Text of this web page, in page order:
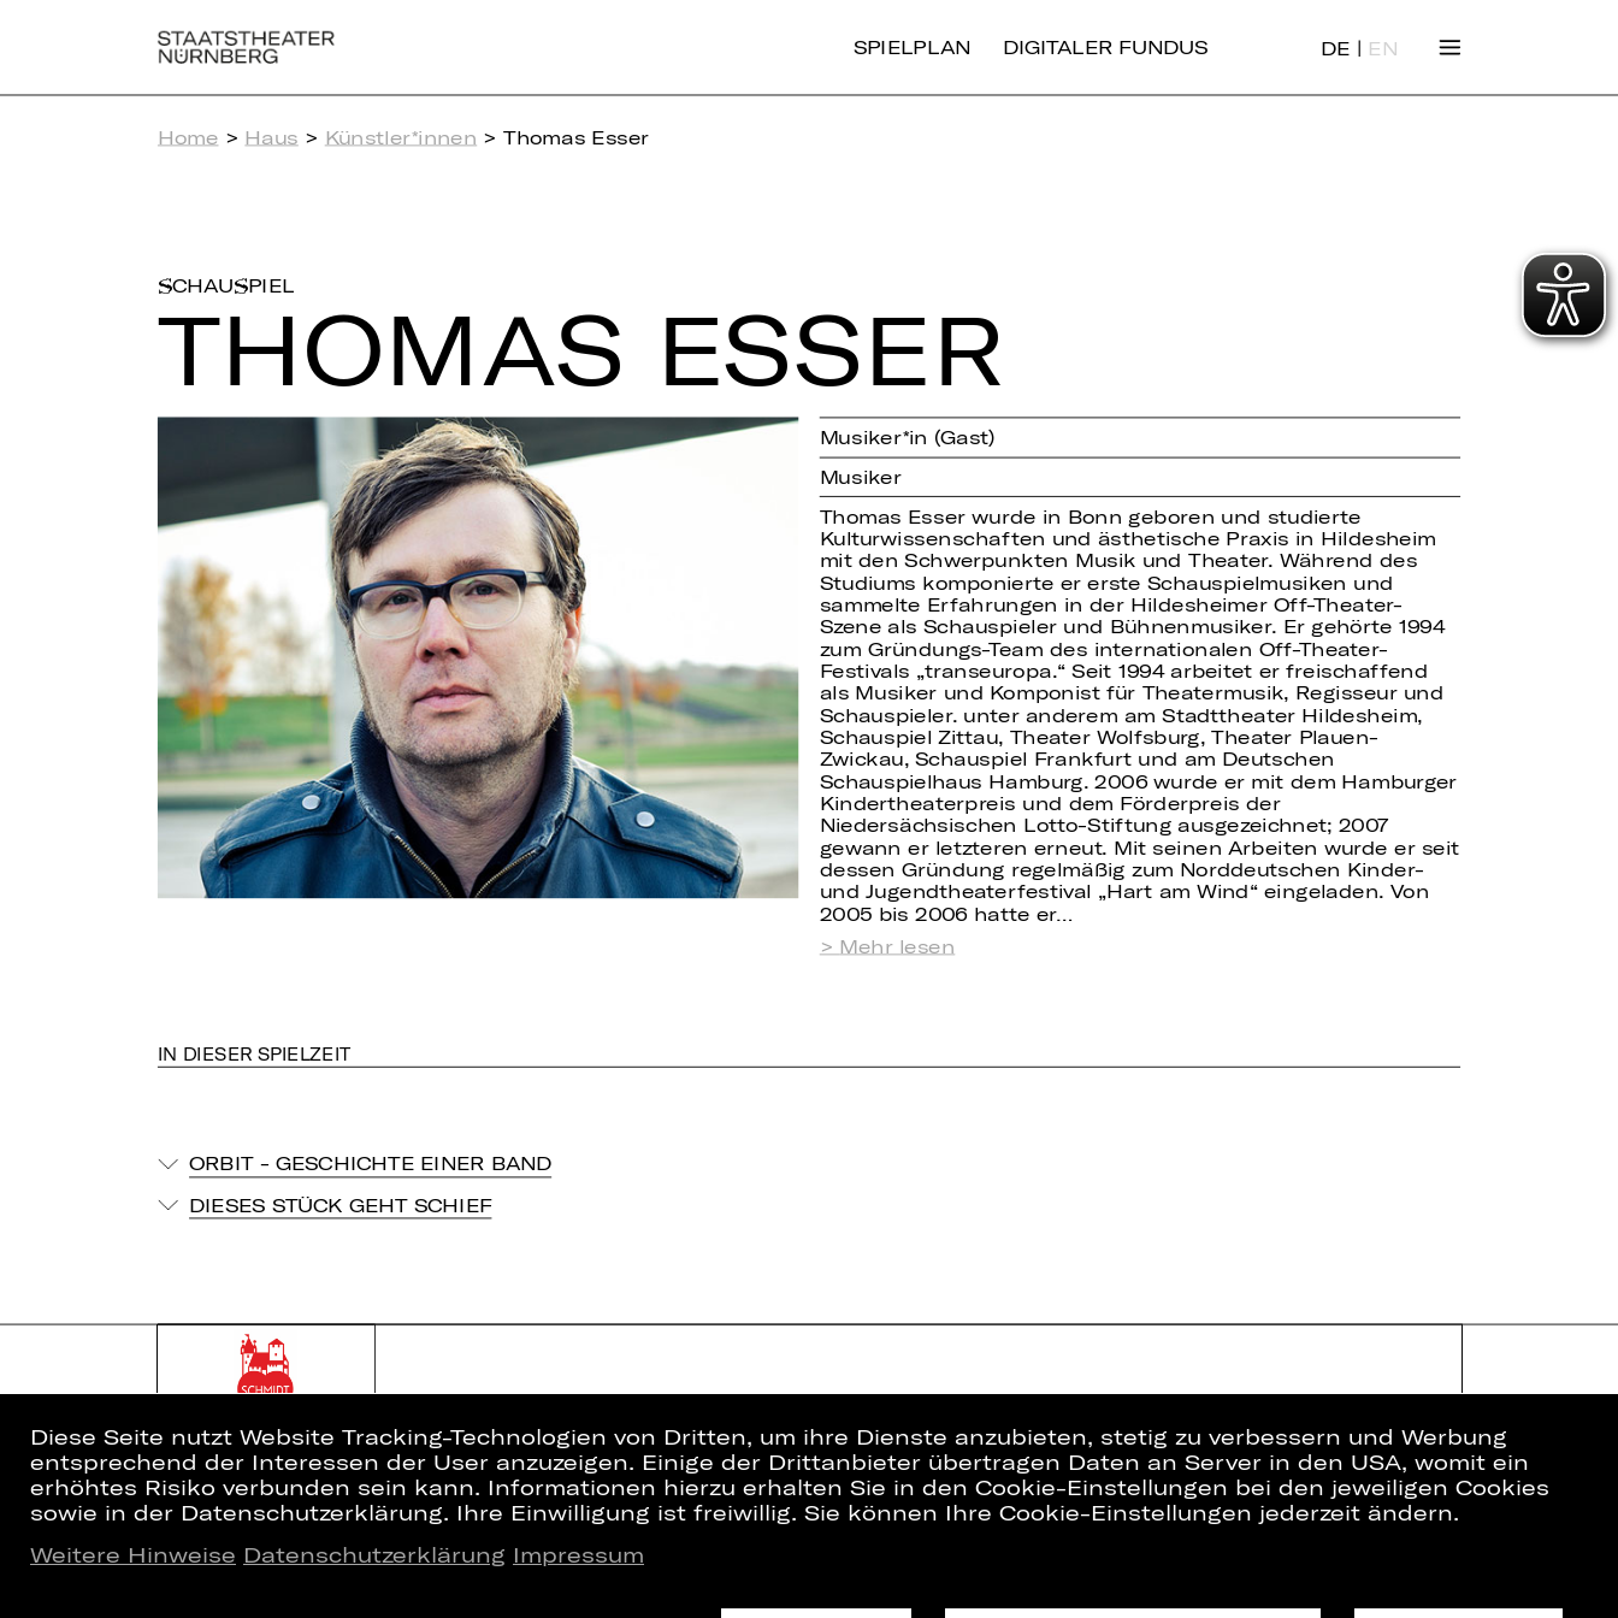
SPIELPLAN DIGITALER FUNDUS DE | EN
Home > Haus > Künstler*innen > Thomas Esser
SCHAUSPIEL
THOMAS ESSER
Musiker*in (Gast)
Musiker
Thomas Esser wurde in Bonn geboren und studierte
Kulturwissenschaften und ästhetische Praxis in Hildesheim
mit den Schwerpunkten Musik und Theater. Während des
Studiums komponierte er erste Schauspielmusiken und
sammelte Erfahrungen in der Hildesheimer Off-Theater-
Szene als Schauspieler und Bühnenmusiker. Er gehörte 1994
zum Gründungs-Team des internationalen Off-Theater-
Festivals „transeuropa.“ Seit 1994 arbeitet er freischaffend
als Musiker und Komponist für Theatermusik, Regisseur und
Schauspieler. unter anderem am Stadttheater Hildesheim,
Schauspiel Zittau, Theater Wolfsburg, Theater Plauen-
Zwickau, Schauspiel Frankfurt und am Deutschen
Schauspielhaus Hamburg. 2006 wurde er mit dem Hamburger
Kindertheaterpreis und dem Förderpreis der
Niedersächsischen Lotto-Stiftung ausgezeichnet; 2007
gewann er letzteren erneut. Mit seinen Arbeiten wurde er seit
dessen Gründung regelmäßig zum Norddeutschen Kinder-
und Jugendtheaterfestival „Hart am Wind“ eingeladen. Von
2005 bis 2006 hatte er…
Mehr lesen
IN DIESER SPIELZEIT
ORBIT - GESCHICHTE EINER BAND
DIESES STÜCK GEHT SCHIEF
Home
Newsletter
Diese Seite nutzt Website Tracking-Technologien von Dritten, um ihre Dienste anzubieten, stetig zu verbessern und Werbung
entsprechend der Interessen der User anzuzeigen. Einige der Drittanbieter übertragen Daten an Server in den USA, womit ein
erhöhtes Risiko verbunden sein kann. Informationen hierzu erhalten Sie in den Cookie-Einstellungen bei den jeweiligen Cookies
sowie in der Datenschutzerklärung. Ihre Einwilligung ist freiwillig. Sie können Ihre Cookie-Einstellungen jederzeit ändern.
Weitere Hinweise Datenschutzerklärung Impressum